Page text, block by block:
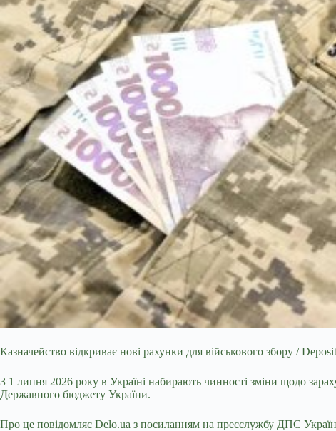
Казначейство відкриває нові рахунки для військового збору /
З 1 липня 2026 року в Україні набирають чинності зміни щодо
Державного бюджету України.
Про це повідомляє Delo.ua з посиланням на пресслужбу ДПС